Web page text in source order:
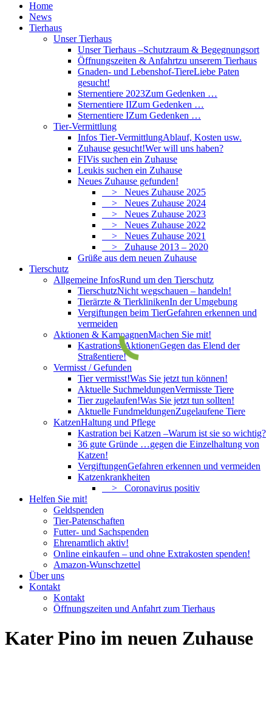
Home
News
Tierhaus
Unser Tierhaus
Unser Tierhaus –Schutzraum & Begegnungsort
Öffnungszeiten & Anfahrtzu unserem Tierhaus
Gnaden- und Lebenshof-TiereLiebe Paten
gesucht!
Sternentiere 2023Zum Gedenken …
Sternentiere IIZum Gedenken …
Sternentiere IZum Gedenken …
Tier-Vermittlung
Infos Tier-VermittlungAblauf, Kosten usw.
Zuhause gesucht!Wer will uns haben?
FIVis suchen ein Zuhause
Leukis suchen ein Zuhause
Neues Zuhause gefunden!
> Neues Zuhause 2025
> Neues Zuhause 2024
> Neues Zuhause 2023
> Neues Zuhause 2022
> Neues Zuhause 2021
> Zuhause 2013 – 2020
Grüße aus dem neuen Zuhause
Tierschutz
Allgemeine InfosRund um den Tierschutz
TierschutzNicht wegschauen – handeln!
Tierärzte & TierklinikenIn der Umgebung
Vergiftungen beim TierGefahren erkennen und
vermeiden
Aktionen & KampagnenMachen Sie mit!
Kastrations-AktionenGegen das Elend der
Straßentiere!
Vermisst / Gefunden
Tier vermisst!Was Sie jetzt tun können!
Aktuelle SuchmeldungenVermisste Tiere
Tier zugelaufen!Was Sie jetzt tun sollten!
Aktuelle FundmeldungenZugelaufene Tiere
KatzenHaltung und Pflege
Kastration bei Katzen –Warum ist sie so wichtig?
36 gute Gründe …gegen die Einzelhaltung von
Katzen!
VergiftungenGefahren erkennen und vermeiden
Katzenkrankheiten
> Coronavirus positiv
Helfen Sie mit!
Geldspenden
Tier-Patenschaften
Futter- und Sachspenden
Ehrenamtlich aktiv!
Online einkaufen – und ohne Extrakosten spenden!
Amazon-Wunschzettel
Über uns
Kontakt
Kontakt
Öffnungszeiten und Anfahrt zum Tierhaus
Kater Pino im neuen Zuhause